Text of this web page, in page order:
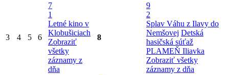
3 4 5 6
7
1
Letné kino v
Klobušiciach
Zobraziť
všetky
záznamy z
dňa
8
9
2
Splav Váhu z Ilavy do
Nemšovej Detská
hasičská súťaž
PLAMEŇ Iliavka
Zobraziť všetky
záznamy z dňa